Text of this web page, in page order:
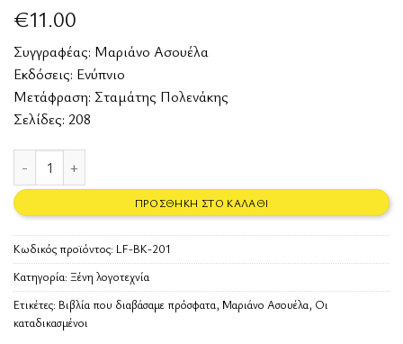
€11.00
Συγγραφέας: Μαριάνο Ασουέλα
Εκδόσεις: Ενύπνιο
Μετάφραση: Σταμάτης Πολενάκης
Σελίδες: 208
ΠΡΟΣΘΉΚΗ ΣΤΟ ΚΑΛΆΘΙ
Κωδικός προϊόντος: LF-BK-201
Κατηγορία: Ξένη λογοτεχνία
Ετικέτες: Βιβλία που διαβάσαμε πρόσφατα, Μαριάνο Ασουέλα, Οι
καταδικασμένοι